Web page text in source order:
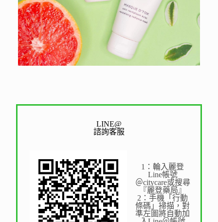
LINE@
諮詢客服
1：輪入麗登
Line帳號
＠citycare或搜尋
『麗登藥局』
2：手機「行動
條碼」掃描，對
準左圖將自動加